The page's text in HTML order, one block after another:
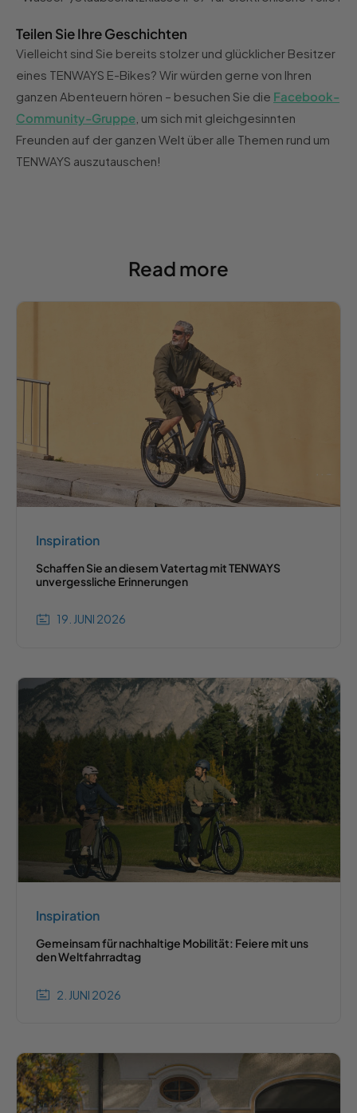
Teilen Sie Ihre Geschichten
Vielleicht sind Sie bereits stolzer und glücklicher Besitzer
eines TENWAYS E-Bikes? Wir würden gerne von Ihren
ganzen Abenteuern hören – besuchen Sie die Facebook-
Community-Gruppe , um sich mit gleichgesinnten
Freunden auf der ganzen Welt über alle Themen rund um
TENWAYS auszutauschen!
Read more
Inspiration
Schaffen Sie an diesem Vatertag mit TENWAYS
unvergessliche Erinnerungen
19. JUNI 2026
Inspiration
Gemeinsam für nachhaltige Mobilität: Feiere mit uns
den Weltfahrradtag
2. JUNI 2026